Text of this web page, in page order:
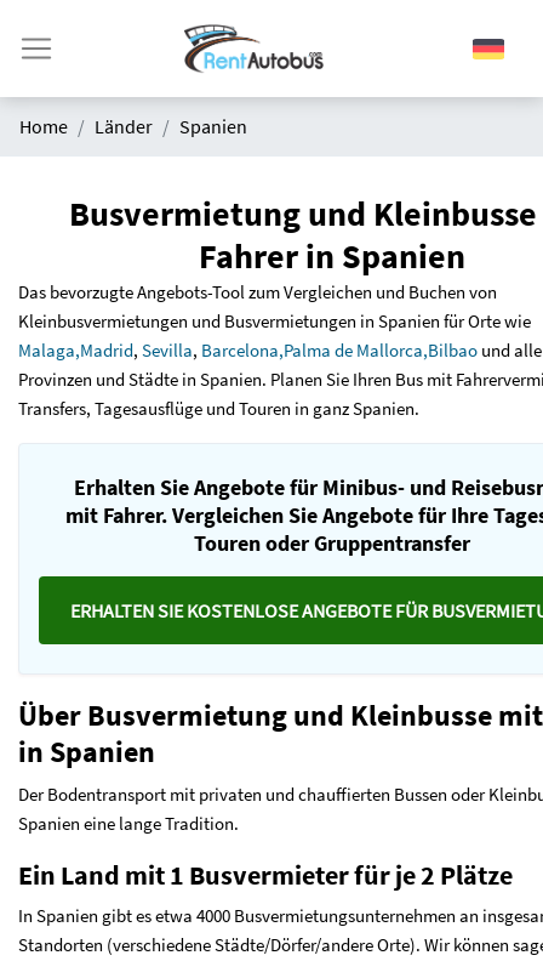
Home Länder Spanien
Busvermietung und
Fahrer in Spanien
Das bevorzugte Angebots-Tool zum Vergleichen und Buchen von
Kleinbusvermietungen und Busvermietungen in Spanien für Orte wie
Malaga,Madrid, Sevilla, Barcelona,Palma de Mallorca,Bilbao und
Provinzen und Städte in Spanien. Planen Sie Ihren Bus mit
Transfers, Tagesausflüge und Touren in ganz Spanien.
Erhalten Sie Angebote für Minibus- und
mit Fahrer. Vergleichen Sie Angebote für Ihre
Touren oder Gruppentransfer
ERHALTEN SIE KOSTENLOSE ANGEBOTE FÜR
Über Busvermietung und Kleinbusse
in Spanien
Der Bodentransport mit privaten und chauffierten Bussen oder
Spanien eine lange Tradition.
Ein Land mit 1 Busvermieter für je 2 Plätze
In Spanien gibt es etwa 4000 Busvermietungsunternehmen an
Standorten (verschiedene Städte/Dörfer/andere Orte). Wir können